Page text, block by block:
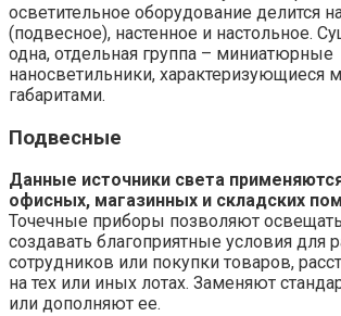
осветительное оборудование делится
(подвесное), настенное и настольное.
одна, отдельная группа – миниатюрные
наносветильники,
габаритами.
Подвесные
Данные источники света
офисных, магазинных и складских
Точечные приборы позволяют
создавать благоприятные условия для
сотрудников или покупки товаров,
на тех или иных лотах. Заменяют
или дополняют ее.